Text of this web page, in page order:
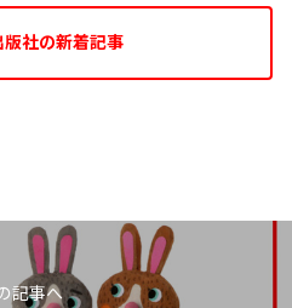
社の新着記事
記事へ